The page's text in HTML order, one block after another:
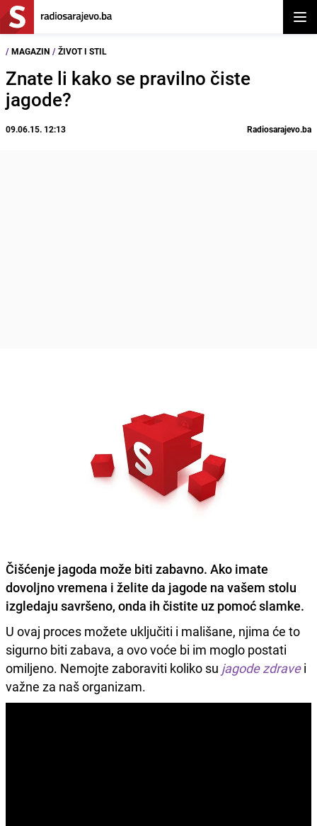
/ MAGAZIN / ŽIVOT I STIL
Znate li kako se pravilno čiste
jagode?
09.06.15. 12:13 Radiosarajevo.ba
Čišćenje jagoda može biti zabavno. Ako imate
dovoljno vremena i želite da jagode na vašem stolu
izgledaju savršeno, onda ih čistite uz pomoć slamke.
U ovaj proces možete uključiti i mališane, njima će to
sigurno biti zabava, a ovo voće bi im moglo postati
omiljeno. Nemojte zaboraviti koliko su jagode zdravei
važne za naš organizam.